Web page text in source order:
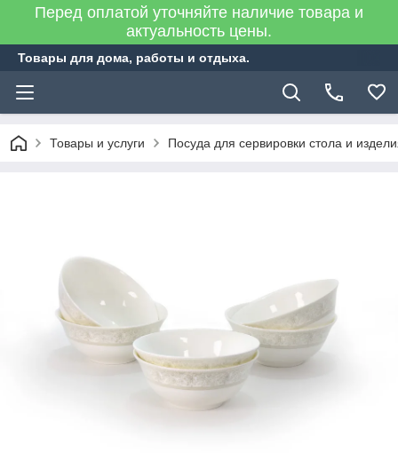
Перед оплатой уточняйте наличие товара и
актуальность цены.
Товары для дома, работы и отдыха.
Товары и услуги Посуда для сервировки стола и